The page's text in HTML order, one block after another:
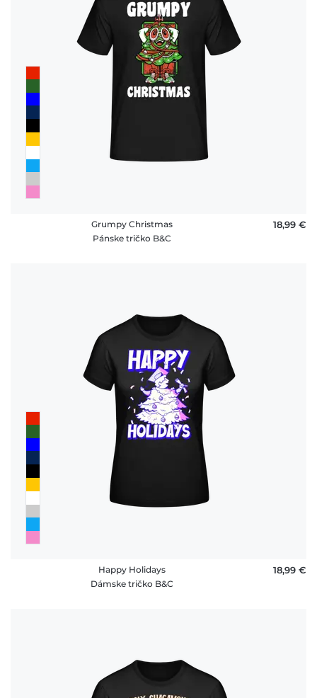
Grumpy Christmas
Pánske tričko B&C
18,99 €
Happy Holidays
Dámske tričko B&C
18,99 €